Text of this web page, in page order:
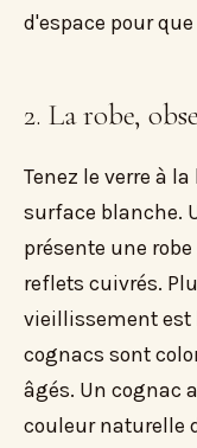
d'espace pour
2. La robe,
Tenez le verre à
surface blanche.
présente une robe
reflets cuivrés.
vieillissement est
cognacs sont
âgés. Un cognac
couleur naturelle